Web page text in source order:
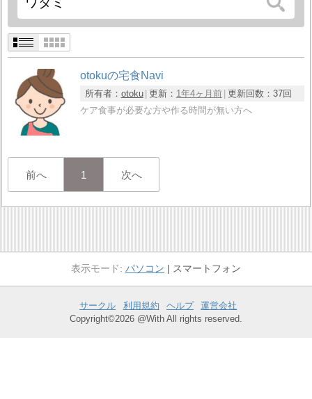
otokuの宅食Navi
所有者： otoku 更新： 1年4ヶ月前 更新回数： 37回
ケア食事が必要な方や作る時間が無い方へ
前へ 1 次へ
パソコン スマートフォン
サークル 利用規約 ヘルプ
運営会社
Copyright©2026 @With All rights reserved.